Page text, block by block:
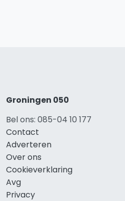
Groningen 050
Bel ons: 085-04 10 177
Contact
Adverteren
Over ons
Cookieverklaring
Avg
Privacy